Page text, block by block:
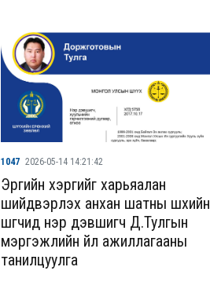
1047 2026-05-14 14:21:42
Эрүүгийн хэргийг харьяалан
шийдвэрлэх анхан шатны шүүхийн
шүүгчид нэр дэвшигч Д.Тулгын
мэргэжлийн үйл ажиллагааны
танилцуулга